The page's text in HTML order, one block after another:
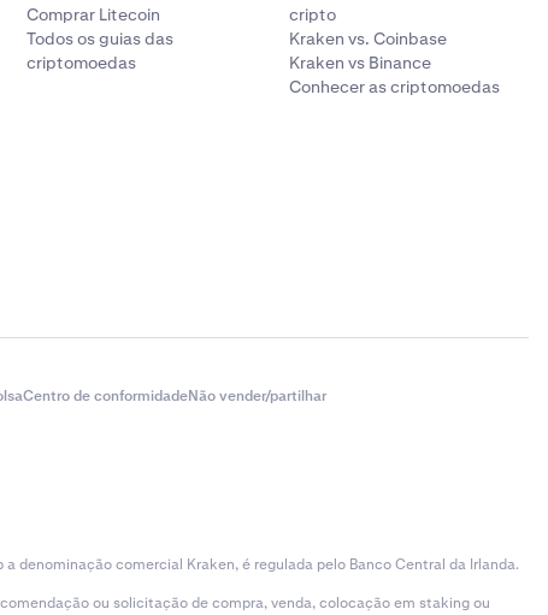
Comprar Litecoin
Todos os guias das
criptomoedas
cripto
Kraken vs. Coinbase
Kraken vs Binance
Conhecer as criptomoedas
Centro de conformidadeNão vender/partilhar
denominação comercial Kraken, é regulada pelo Banco Central da Irlanda.
ou solicitação de compra, venda, colocação em staking ou